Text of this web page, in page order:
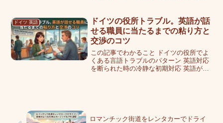
発前は「ドイツ語ができないと生活でき
ないのでは？」とかなり心...
ドイツ 英語
ドイツの役所トラブル。英語が話
せる職員に当たるまでの粘り方と
交渉のコツ
この記事でわかること ドイツの役所でよ
くある言語トラブルのパターン 英語対応
を断られた時の冷静な初期対応 英語が話
ロマンチック街道をレンタカーでドライ